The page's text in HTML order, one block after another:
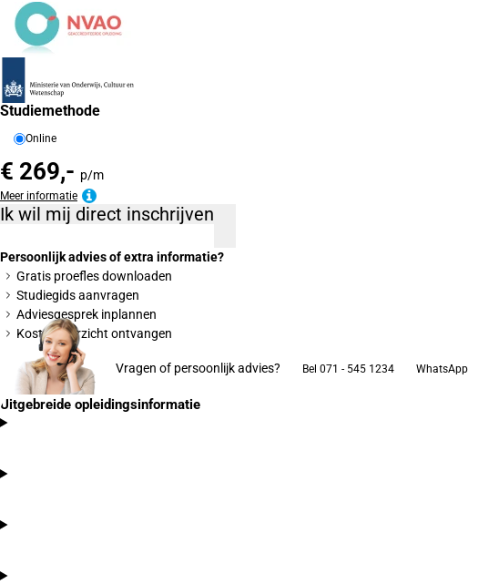
Studiemethode
Online
€ 269,- p/m
Meer informatie
Ik wil mij direct inschrijven
Persoonlijk advies of extra informatie?
Gratis proefles downloaden
Studiegids aanvragen
Adviesgesprek inplannen
Kostenoverzicht ontvangen
Vragen of persoonlijk advies? Bel 071 - 545 1234 WhatsApp
Uitgebreide opleidingsinformatie